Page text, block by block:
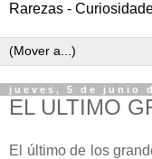
Rarezas -
jueves, 5 de junio
EL ULTIMO
El último de los